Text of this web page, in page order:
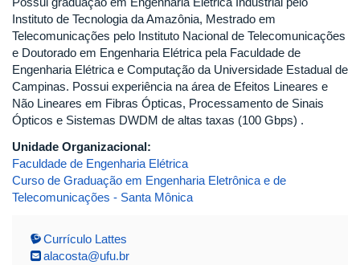
Instituto de Tecnologia da Amazônia, Mestrado em
Telecomunicações pelo Instituto Nacional de Telecomunicações
e Doutorado em Engenharia Elétrica pela Faculdade de
Engenharia Elétrica e Computação da Universidade Estadual de
Campinas. Possui experiência na área de Efeitos Lineares e
Não Lineares em Fibras Ópticas, Processamento de Sinais
Ópticos e Sistemas DWDM de altas taxas (100 Gbps) .
Unidade Organizacional:
Faculdade de Engenharia Elétrica
Curso de Graduação em Engenharia Eletrônica e de
Telecomunicações - Santa Mônica
Currículo Lattes
alacosta@ufu.br